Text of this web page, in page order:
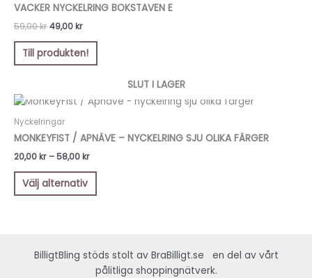
VACKER NYCKELRING BOKSTAVEN E
59,00kr
59,00 kr.
49,00kr
49,00 kr.
Till produkten!
SLUT I LAGER
Nyckelringar
MONKEYFIST / APNÄVE – NYCKELRING SJU OLIKA FÄRGER
20,00kr –58,00kr
Prisintervall:
20,00 kr
58,00 kr
Välj alternativ
Den
produkten
väljas
på
BilligtBling stöds stolt av BraBilligt.se
en del av vårt
pålitliga shoppingnätverk.